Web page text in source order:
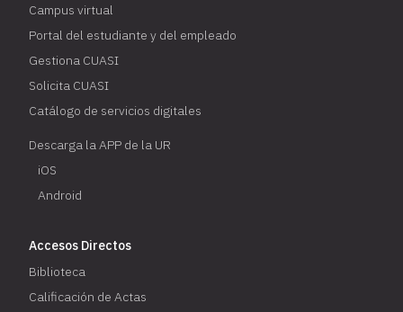
Campus virtual
Portal del estudiante y del empleado
Gestiona CUASI
Solicita CUASI
Catálogo de servicios digitales
Descarga la APP de la UR
iOS
Android
Accesos Directos
Biblioteca
Calificación de Actas